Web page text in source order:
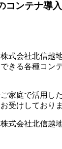
コンテナ導
式会社北信越
きる各種コン
家庭で活用し
受けしておりま
式会社北信越